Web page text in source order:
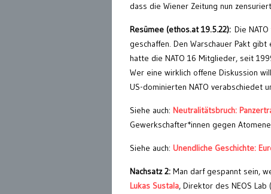
dass die Wiener Zeitung nun
Resümee (ethos.at 19.5.22): Die
geschaffen. Den Warschauer Pakt
hatte die NATO 16 Mitglieder, seit
Wer eine wirklich offene Diskussion
US-dominierten NATO verabschiedet
Siehe auch: Neutralitätsbruch:
Gewerkschafter*innen gegen
Siehe auch: Unendliche Geschichte:
Nachsatz 2: Man darf gespannt sein,
Lukas Sustala, Direktor des NEOS Lab